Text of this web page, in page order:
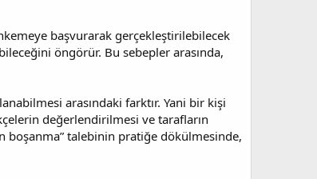
başvurarak gerçekleştirilebilecek
öngörür. Bu sebepler arasında,
arasındaki farktır. Yani bir kişi
değerlendirilmesi ve tarafların
boşanma” talebinin pratiğe dökülmesinde,